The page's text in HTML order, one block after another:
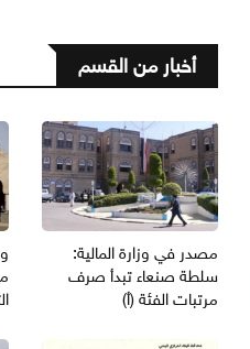
أخبار من القسم
مصدر في وزارة المالية:
سلطة صنعاء تبدأ صرف
مرتبات الفئة (أ)